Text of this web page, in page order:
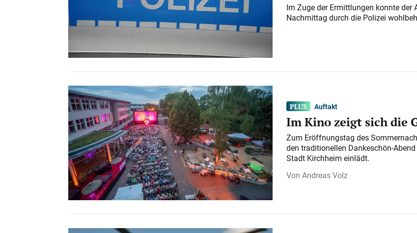
Im Zuge der Ermittlungen konnte
Nachmittag durch die Polizei
Auftakt
Im Kino zeigt sich die
Zum Eröffnungstag des
den traditionellen Dankeschön-
Stadt Kirchheim einlädt.
Andreas Volz